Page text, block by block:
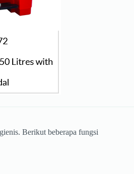
Berikut beberapa fungsi